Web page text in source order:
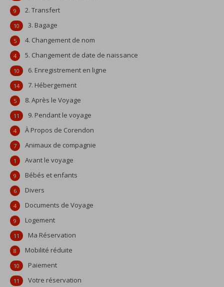
2. Transfert
9
3. Bagage
10
4. Changement de nom
5
5. Changement de date de naissance
4
6. Enregistrement en ligne
10
7. Hébergement
14
8. Après le Voyage
5
9. Pendant le voyage
11
À Propos de Corendon
4
Animaux de compagnie
7
Avant le voyage
1
Bébés et enfants
9
Divers
6
Documents de Voyage
4
Logement
9
Ma Réservation
11
Mobilité réduite
8
Paiement
10
Votre réservation
11